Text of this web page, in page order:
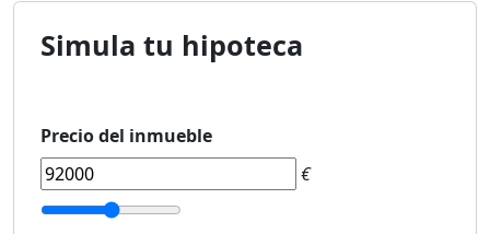
Simula tu hipoteca
Precio del inmueble
€